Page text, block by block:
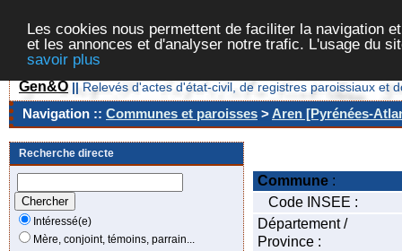
Les cookies nous permettent de faciliter la navigation
et les annonces et d'analyser notre trafic. L'usage du
savoir plus
Gen&O || Relevés d'actes d'état-civil, de registres paroissiaux et
Navigation :: Communes et paroisses >Aren [Pyrénées-
Recherche directe
Intéressé(e)
Mère, conjoint, témoins, parrain...
Commune :
Code INSEE :
Département /
Province :